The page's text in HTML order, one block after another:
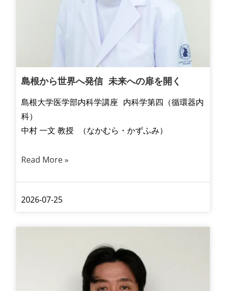
島根から世界へ発信 未来への扉を開く
島根大学医学部内科学講座 内科学第四（循環器内
科）
中村 一文 教授 （なかむら・かずふみ）
Read More »
2026-07-25